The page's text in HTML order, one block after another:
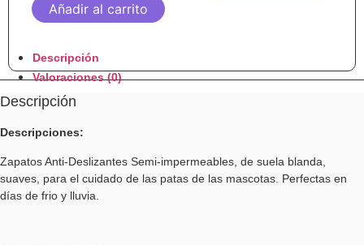
Añadir al carrito
Descripción
Valoraciones (0)
Descripción
Descripciones:
Zapatos Anti-Deslizantes Semi-impermeables, de suela blanda,
suaves, para el cuidado de las patas de las mascotas. Perfectas en
días de frio y lluvia.